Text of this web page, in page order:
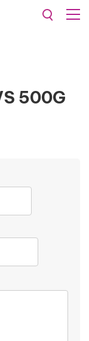
500G